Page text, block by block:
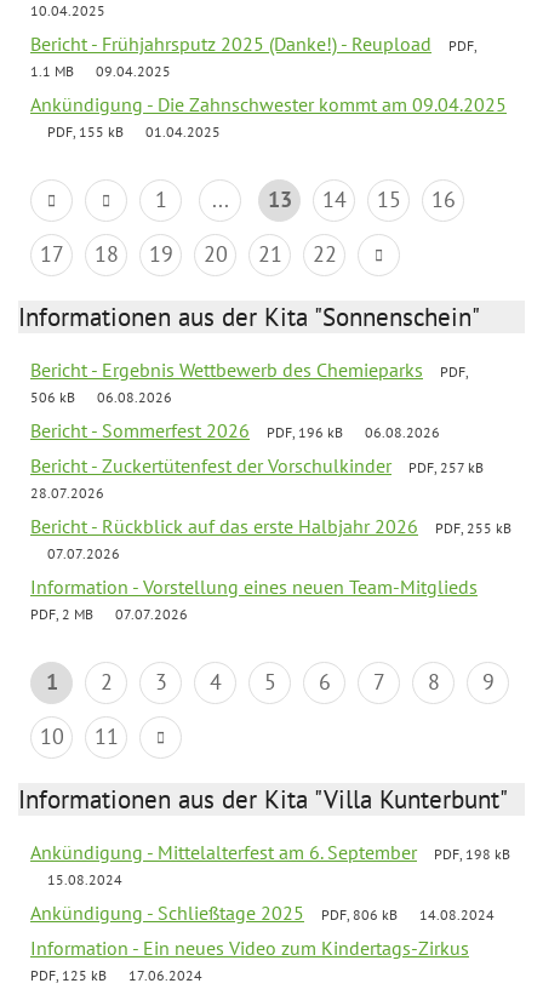
10.04.2025
Bericht - Frühjahrsputz 2025 (Danke!) - Reupload
PDF,
1.1 MB
09.04.2025
Ankündigung - Die Zahnschwester kommt am 09.04.2025
PDF, 155 kB 01.04.2025
1 ... 13 14 15
16
17
18 19 20 21 22
Informationen aus der Kita "Sonnenschein"
Bericht - Ergebnis Wettbewerb des Chemieparks
PDF,
506 kB
06.08.2026
Bericht - Sommerfest 2026 PDF, 196 kB 06.08.2026
Bericht - Zuckertütenfest der Vorschulkinder
PDF, 257 kB
28.07.2026
Bericht - Rückblick auf das erste Halbjahr 2026
PDF, 255 kB
07.07.2026
Information - Vorstellung eines neuen Team-Mitglieds
PDF, 2 MB 07.07.2026
1 2 3 4 5 6 7 8
9
10
11
Informationen aus der Kita "Villa Kunterbunt"
Ankündigung - Mittelalterfest am 6. September
PDF, 198 kB
15.08.2024
Ankündigung - Schließtage 2025 PDF, 806 kB 14.08.2024
Information - Ein neues Video zum Kindertags-Zirkus
PDF, 125 kB 17.06.2024